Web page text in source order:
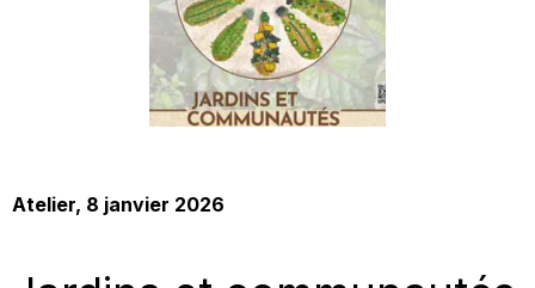
Atelier, 8 janvier 2026